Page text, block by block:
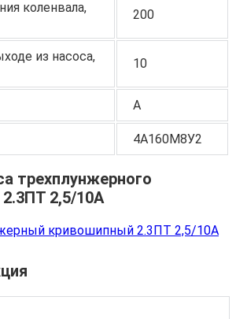
коленвала,
200
из насоса,
10
А
4А160М8У2
трехплунжерного
2,5/10А